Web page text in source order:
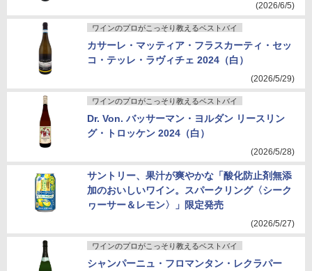
(2026/6/5)
ワインのプロがこっそり教えるベストバイ
カサーレ・マッティア・フラスカーティ・セッ
コ・テッレ・ラヴィチェ 2024（白）
(2026/5/29)
ワインのプロがこっそり教えるベストバイ
Dr. Von. バッサーマン・ヨルダン リースリン
グ・トロッケン 2024（白）
(2026/5/28)
サントリー、果汁が爽やかな「酸化防止剤無添
加のおいしいワイン。スパークリング〈シーク
ヮーサー＆レモン〉」限定発売
(2026/5/27)
ワインのプロがこっそり教えるベストバイ
シャンパーニュ・フロマンタン・レクラパー